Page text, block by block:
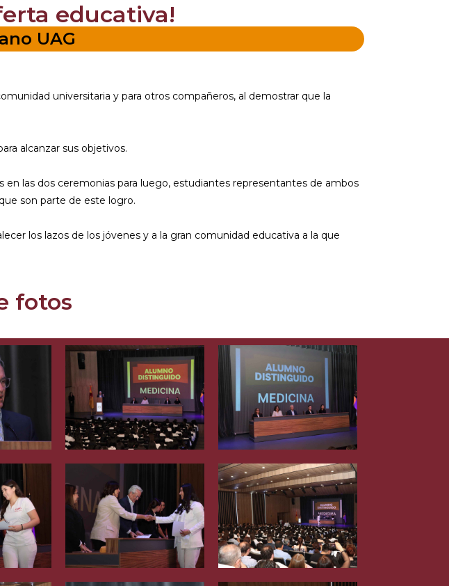
educativa!
UAG
universitaria y para otros compañeros, al demostrar que la
alcanzar sus objetivos.
las dos ceremonias para luego, estudiantes representantes de ambos
son parte de este logro.
los lazos de los jóvenes y a la gran comunidad educativa a la que
fotos